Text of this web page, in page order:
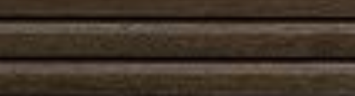
arkkitehtuurisesti vahvaa kokonaisuutta – sen ulkoasu
muokkautuu joko rustiikiksi kodin keskukseksi tai
hillityksi osaksi modernia sisustusta.’